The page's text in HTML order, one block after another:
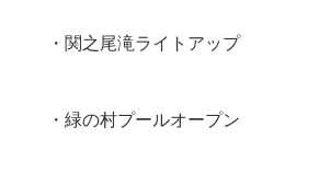
・関之尾滝ライトアップ
・緑の村プールオープン